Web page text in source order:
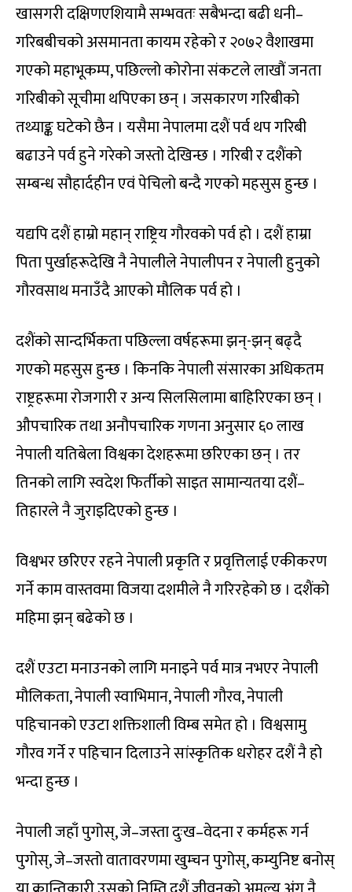
खासगरी दक्षिणएशियामै सम्भवतः सबैभन्दा बढी धनी–
गरिबबीचको असमानता कायम रहेको र २०७२ वैशाखमा
गएको महाभूकम्प, पछिल्लो कोरोना संकटले लाखौं जनता
गरिबीको सूचीमा थपिएका छन् । जसकारण गरिबीको
तथ्याङ्क घटेको छैन । यसैमा नेपालमा दशैं पर्व थप गरिबी
बढाउने पर्व हुने गरेको जस्तो देखिन्छ । गरिबी र दशैंको
सम्बन्ध सौहार्दहीन एवं पेचिलो बन्दै गएको महसुस हुन्छ ।
यद्यपि दशैं हाम्रो महान् राष्ट्रिय गौरवको पर्व हो । दशैं हाम्रा
पिता पुर्खाहरूदेखि नै नेपालीले नेपालीपन र नेपाली हुनुको
गौरवसाथ मनाउँदै आएको मौलिक पर्व हो ।
दशैंको सान्दर्भिकता पछिल्ला वर्षहरूमा झन्-झन् बढ्दै
गएको महसुस हुन्छ । किनकि नेपाली संसारका अधिकतम
राष्ट्रहरूमा रोजगारी र अन्य सिलसिलामा बाहिरिएका छन् ।
औपचारिक तथा अनौपचारिक गणना अनुसार ६० लाख
नेपाली यतिबेला विश्वका देशहरूमा छरिएका छन् । तर
तिनको लागि स्वदेश फिर्तीको साइत सामान्यतया दशैं–
तिहारले नै जुराइदिएको हुन्छ ।
विश्वभर छरिएर रहने नेपाली प्रकृति र प्रवृत्तिलाई एकीकरण
गर्ने काम वास्तवमा विजया दशमीले नै गरिरहेको छ । दशैंको
महिमा झन् बढेको छ ।
दशैं एउटा मनाउनको लागि मनाइने पर्व मात्र नभएर नेपाली
मौलिकता, नेपाली स्वाभिमान, नेपाली गौरव, नेपाली
पहिचानको एउटा शक्तिशाली विम्ब समेत हो । विश्वसामु
गौरव गर्ने र पहिचान दिलाउने सांस्कृतिक धरोहर दशैं नै हो
भन्दा हुन्छ ।
नेपाली जहाँ पुगोस्, जे–जस्ता दुःख–वेदना र कर्महरू गर्न
पुगोस्, जे–जस्तो वातावरणमा खुम्चन पुगोस्, कम्युनिष्ट बनोस्